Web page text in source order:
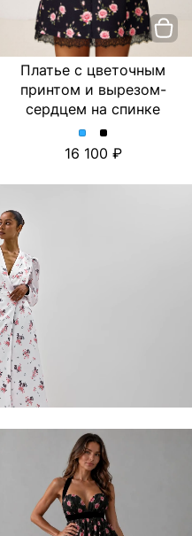
Платье с цветочным
принтом и вырезом-
сердцем на спинке
Платье
с
принтом
Платье
с
принтом
16 100